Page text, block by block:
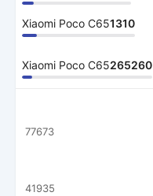
Xiaomi Poco C651310
Xiaomi Poco C65265260
77673
41935